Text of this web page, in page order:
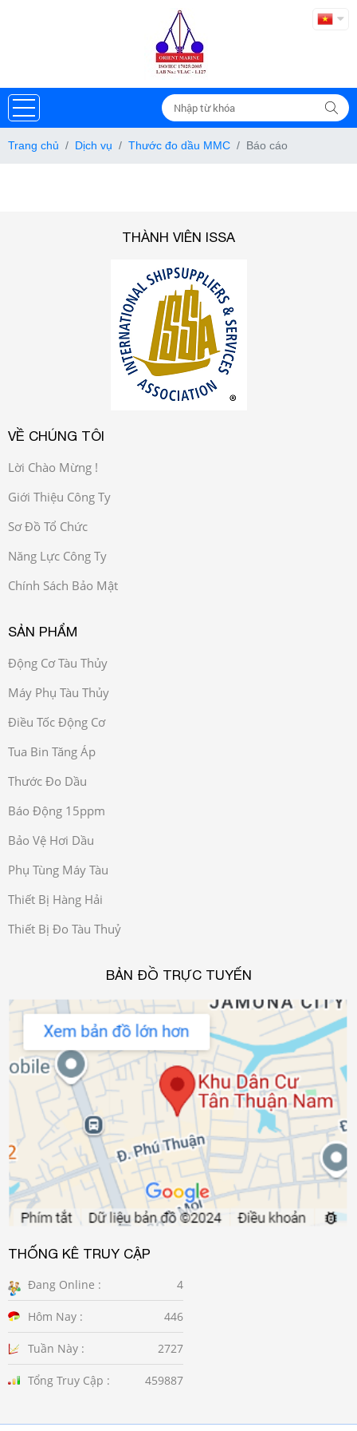
Trang chủ Dịch vụ Thước đo dầu MMC Báo cáo
THÀNH VIÊN ISSA
VỀ CHÚNG TÔI
Lời Chào Mừng !
Giới Thiệu Công Ty
Sơ Đồ Tổ Chức
Năng Lực Công Ty
Chính Sách Bảo Mật
SẢN PHẨM
Động Cơ Tàu Thủy
Máy Phụ Tàu Thủy
Điều Tốc Động Cơ
Tua Bin Tăng Áp
Thước Đo Dầu
Báo Động 15ppm
Bảo Vệ Hơi Dầu
Phụ Tùng Máy Tàu
Thiết Bị Hàng Hải
Thiết Bị Đo Tàu Thuỷ
BẢN ĐỒ TRỰC TUYẾN
THỐNG KÊ TRUY CẬP
Đang Online : 4
Hôm Nay : 446
Tuần Này : 2727
Tổng Truy Cập : 459887